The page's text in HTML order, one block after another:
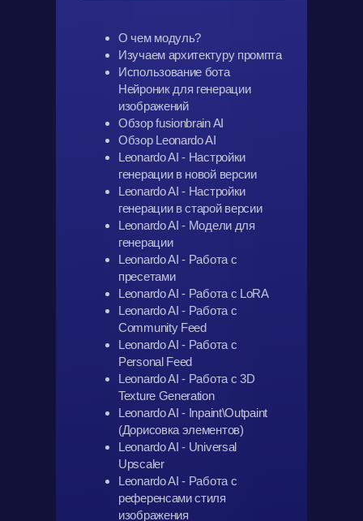
О чем модуль?
Изучаем архитектуру промпта
Использование бота
Нейроник для генерации
изображений
Обзор fusionbrain AI
Обзор Leonardo AI
Leonardo AI - Настройки
генерации в новой версии
Leonardo AI - Настройки
генерации в старой версии
Leonardo AI - Модели для
генерации
Leonardo AI - Работа с
пресетами
Leonardo AI - Работа с LoRA
Leonardo AI - Работа с
Community Feed
Leonardo AI - Работа с
Personal Feed
Leonardo AI - Работа с 3D
Texture Generation
Leonardo AI - Inpaint\Outpaint
(Дорисовка элементов)
Leonardo AI - Universal
Upscaler
Leonardo AI - Работа с
референсами стиля
изображения